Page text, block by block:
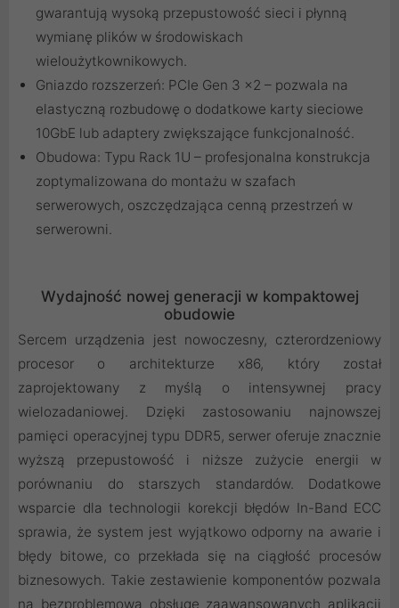
gwarantują wysoką przepustowość sieci i płynną
wymianę plików w środowiskach
wieloużytkownikowych.
Gniazdo rozszerzeń: PCIe Gen 3 x2 – pozwala na
elastyczną rozbudowę o dodatkowe karty sieciowe
10GbE lub adaptery zwiększające funkcjonalność.
Obudowa: Typu Rack 1U – profesjonalna konstrukcja
zoptymalizowana do montażu w szafach
serwerowych, oszczędzająca cenną przestrzeń w
serwerowni.
Wydajność nowej generacji w kompaktowej
obudowie
Sercem urządzenia jest nowoczesny, czterordzeniowy
procesor o architekturze x86, który został
zaprojektowany z myślą o intensywnej pracy
wielozadaniowej. Dzięki zastosowaniu najnowszej
pamięci operacyjnej typu DDR5, serwer oferuje znacznie
wyższą przepustowość i niższe zużycie energii w
porównaniu do starszych standardów. Dodatkowe
wsparcie dla technologii korekcji błędów In-Band ECC
sprawia, że system jest wyjątkowo odporny na awarie i
błędy bitowe, co przekłada się na ciągłość procesów
biznesowych. Takie zestawienie komponentów pozwala
na bezproblemową obsługę zaawansowanych aplikacji